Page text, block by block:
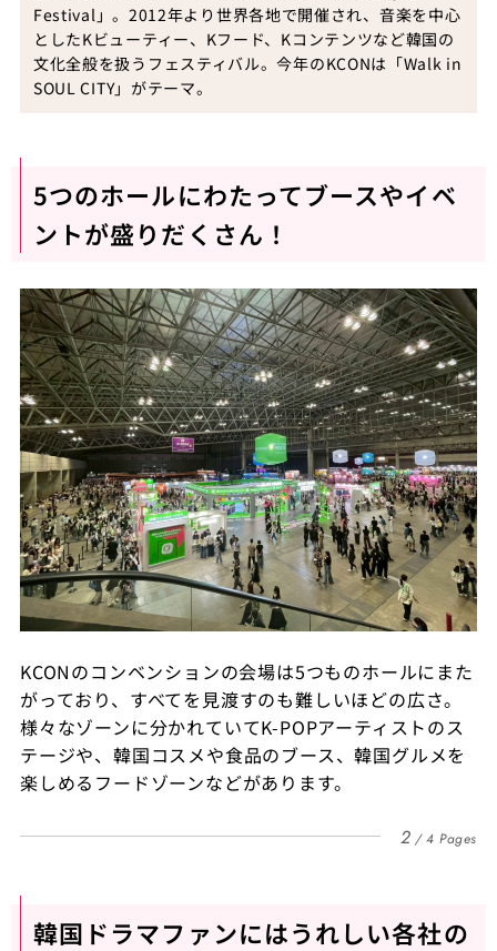
Festival 」。 2012年より世界各地で開催され、音楽を中心
としたKビューティー、 Kフード、 Kコンテンツなど韓国の
文化全般を扱うフェスティバル。今年のKCONは「Walk in
SOUL CITY」がテーマ。
5つのホールにわたってブースやイベ
ントが盛りだくさん！
KCONのコンベンションの会場は5つものホールにまた
がっており、すべてを見渡すのも難しいほどの広さ。
様々なゾーンに分かれていてK-POPアーティストのス
テージや、韓国コスメや食品のブース、韓国グルメを
楽しめるフードゾーンなどがあります。
2 4 Pages
韓国ドラマファンにはうれしい各社の